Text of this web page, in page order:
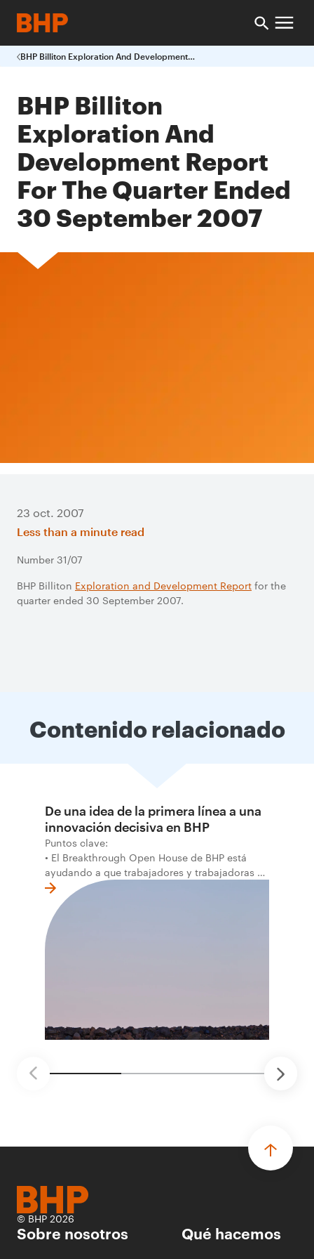
BHP Billiton Exploration And Development Report For The Quarter Ended 30 September 2007
BHP Billiton
Exploration And
Development Report
For The Quarter Ended
30 September 2007
23 oct. 2007
Less than a minute read
Number 31/07
BHP Billiton Exploration and Development Report for the
quarter ended 30 September 2007.
Contenido relacionado
De una idea de la primera línea a una
innovación decisiva en BHP
Puntos clave:
• El Breakthrough Open House de BHP está
ayudando a que trabajadores y trabajadoras de
la primera línea conviertan ideas prácticas en
soluciones probadas que pueden hacer el
trabajo más seguro, inteligente y productivo.
• El primer programa interno de innovación
recibió cerca de 1.000 postulaciones de
mantenimiento robótico, limpieza submarina y
© BHP 2026
Sobre nosotros
Qué hacemos